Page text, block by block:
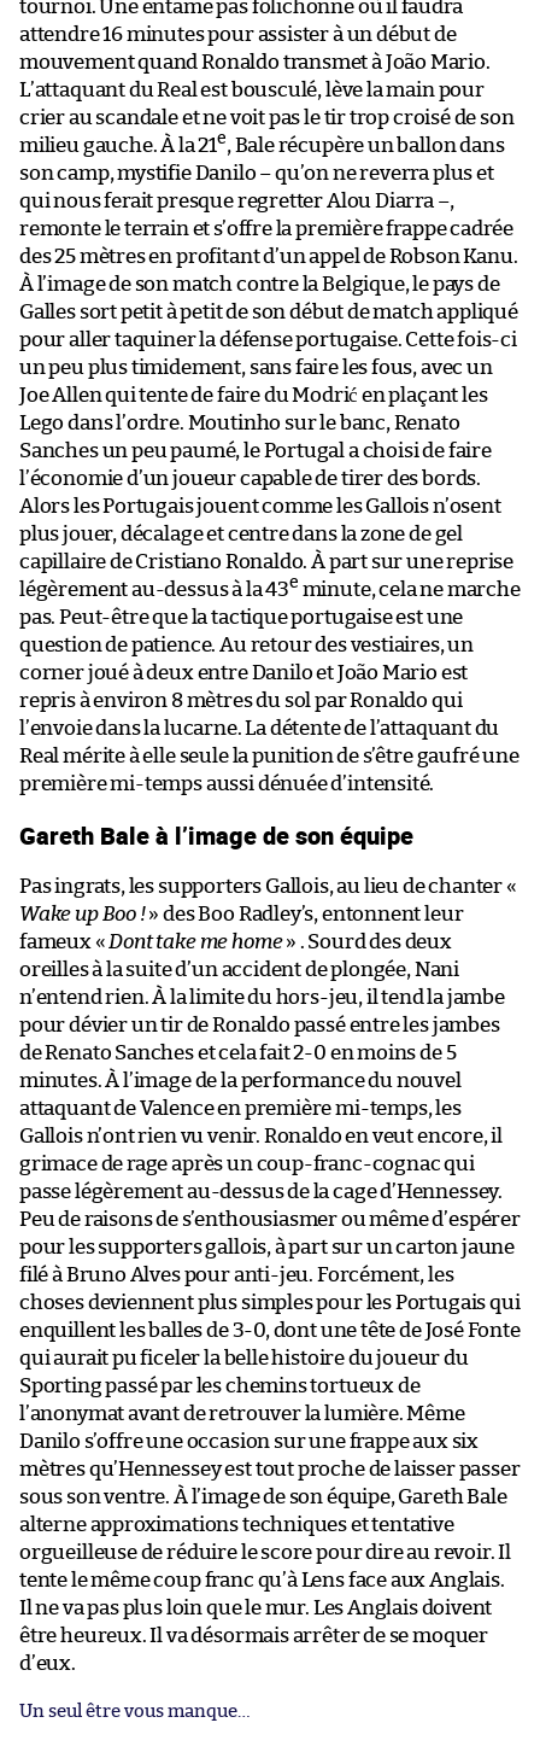
tournoi. Une entame pas folichonne où il faudra
attendre 16 minutes pour assister à un début de
mouvement quand Ronaldo transmet à João Mario.
L’attaquant du Real est bousculé, lève la main pour
crier au scandale et ne voit pas le tir trop croisé de son
milieu gauche. À la 21e, Bale récupère un ballon dans
son camp, mystifie Danilo – qu’on ne reverra plus et
qui nous ferait presque regretter Alou Diarra –,
remonte le terrain et s’offre la première frappe cadrée
des 25 mètres en profitant d’un appel de Robson Kanu.
À l’image de son match contre la Belgique, le pays de
Galles sort petit à petit de son début de match appliqué
pour aller taquiner la défense portugaise. Cette fois-ci
un peu plus timidement, sans faire les fous, avec un
Joe Allen qui tente de faire du Modrić en plaçant les
Lego dans l’ordre. Moutinho sur le banc, Renato
Sanches un peu paumé, le Portugal a choisi de faire
l’économie d’un joueur capable de tirer des bords.
Alors les Portugais jouent comme les Gallois n’osent
plus jouer, décalage et centre dans la zone de gel
capillaire de Cristiano Ronaldo. À part sur une reprise
légèrement au-dessus à la 43e minute, cela ne marche
pas. Peut-être que la tactique portugaise est une
question de patience. Au retour des vestiaires, un
corner joué à deux entre Danilo et João Mario est
repris à environ 8 mètres du sol par Ronaldo qui
l’envoie dans la lucarne. La détente de l’attaquant du
Real mérite à elle seule la punition de s’être gaufré une
première mi-temps aussi dénuée d’intensité.
Gareth Bale à l’image de son équipe
Pas ingrats, les supporters Gallois, au lieu de chanter «
Wake up Boo !» des Boo Radley’s, entonnent leur
fameux «Dont take me home» . Sourd des deux
oreilles à la suite d’un accident de plongée, Nani
n’entend rien. À la limite du hors-jeu, il tend la jambe
pour dévier un tir de Ronaldo passé entre les jambes
de Renato Sanches et cela fait 2-0 en moins de 5
minutes. À l’image de la performance du nouvel
attaquant de Valence en première mi-temps, les
Gallois n’ont rien vu venir. Ronaldo en veut encore, il
grimace de rage après un coup-franc-cognac qui
passe légèrement au-dessus de la cage d’Hennessey.
Peu de raisons de s’enthousiasmer ou même d’espérer
pour les supporters gallois, à part sur un carton jaune
filé à Bruno Alves pour anti-jeu. Forcément, les
choses deviennent plus simples pour les Portugais qui
enquillent les balles de 3-0, dont une tête de José Fonte
qui aurait pu ficeler la belle histoire du joueur du
Sporting passé par les chemins tortueux de
l’anonymat avant de retrouver la lumière. Même
Danilo s’offre une occasion sur une frappe aux six
mètres qu’Hennessey est tout proche de laisser passer
sous son ventre. À l’image de son équipe, Gareth Bale
alterne approximations techniques et tentative
orgueilleuse de réduire le score pour dire au revoir. Il
tente le même coup franc qu’à Lens face aux Anglais.
Il ne va pas plus loin que le mur. Les Anglais doivent
être heureux. Il va désormais arrêter de se moquer
d’eux.
Un seul être vous manque…